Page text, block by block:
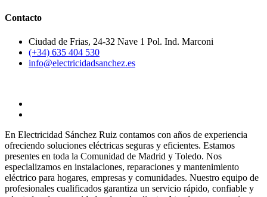
Contacto
Ciudad de Frias, 24-32 Nave 1 Pol. Ind. Marconi
(+34) 635 404 530
info@electricidadsanchez.es
En Electricidad Sánchez Ruiz contamos con años de experiencia
ofreciendo soluciones eléctricas seguras y eficientes. Estamos
presentes en toda la Comunidad de Madrid y Toledo. Nos
especializamos en instalaciones, reparaciones y mantenimiento
eléctrico para hogares, empresas y comunidades. Nuestro equipo de
profesionales cualificados garantiza un servicio rápido, confiable y